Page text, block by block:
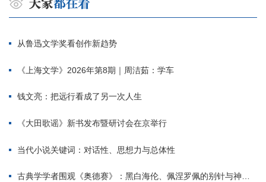
从鲁迅文学奖看创作新趋势
《上海文学》2026年第8期｜周洁茹：学车
钱文亮：把远行看成了另一次人生
《大田歌谣》新书发布暨研讨会在京举行
当代小说关键词：对话性、思想力与总体性
古典学学者围观《奥德赛》：黑白海伦、佩涅罗佩的别针与神秘入侵者